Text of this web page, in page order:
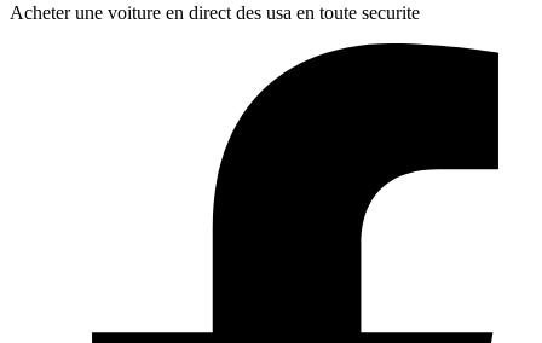
Acheter une voiture en direct des usa en toute securite